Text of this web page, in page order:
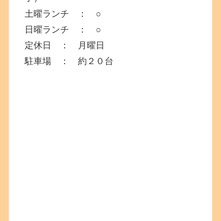
土曜ランチ ： ○
日曜ランチ ： ○
定休日 ： 月曜日
駐車場 ： 約２０台